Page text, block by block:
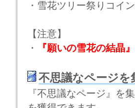
・雪花ツリー祭りコイ
【注意】
・
『願いの雪花の結晶
不思議なページを
『不思議なページ』を